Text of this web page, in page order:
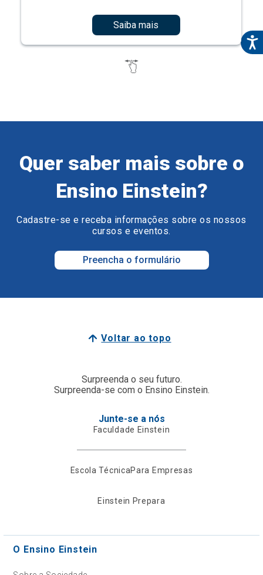
Saiba mais
Quer saber mais sobre o
Ensino Einstein?
Cadastre-se e receba informações sobre os nossos
cursos e eventos.
Preencha o formulário
Voltar ao topo
Surpreenda o seu futuro.
Surpreenda-se com o Ensino Einstein.
Junte-se a nós
Faculdade Einstein
Escola TécnicaPara Empresas
Einstein Prepara
O Ensino Einstein